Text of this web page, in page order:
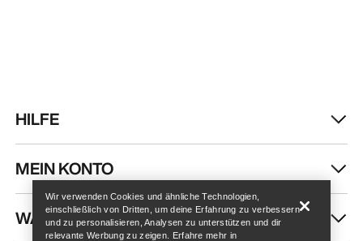
Help
HILFE
MEIN KONTO
WASCHEN & REPARATUR
Wir verwenden Cookies und ähnliche Technologien,
einschließlich von Dritten, um deine Erfahrung zu verbessern
und zu personalisieren, Analysen zu unterstützen und dir
relevante Werbung zu zeigen. Erfahre mehr in